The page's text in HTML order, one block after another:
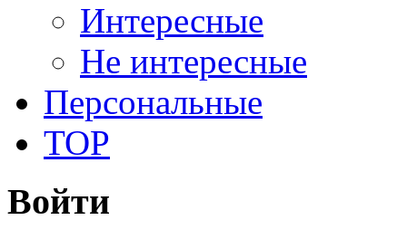
Интересные
Не интересные
Персональные
TOP
Войти